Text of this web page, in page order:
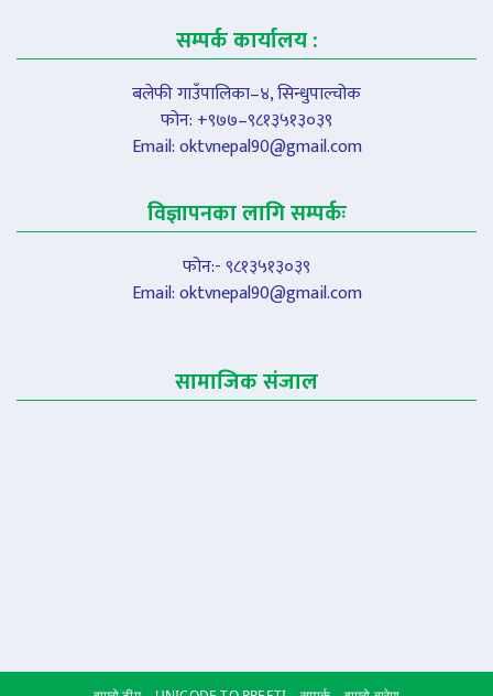
सम्पर्क कार्यालय :
बलेफी गाउँपालिका–४, सिन्धुपाल्चोक
फोन: +९७७–९८१३५१३०३९
Email:oktvnepal90@gmail.com
विज्ञापनका लागि सम्पर्कः
फोन:- ९८१३५१३०३९
Email:oktvnepal90@gmail.com
सामाजिक संजाल